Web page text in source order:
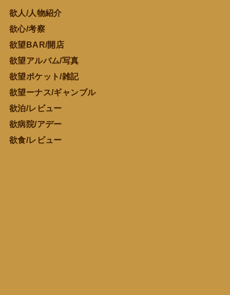
欲人/人物紹介
欲心/考察
欲望BAR/開店
欲望アルバム/写真
欲望ポケット/雑記
欲望ーナス/ギャンブル
欲泊/レビュー
欲病院/アデー
欲食/レビュー